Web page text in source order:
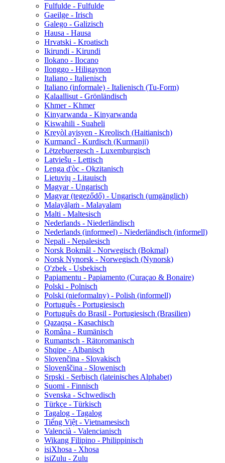
Fulfulde - Fulfulde
Gaeilge - Irisch
Galego - Galizisch
Hausa - Hausa
Hrvatski - Kroatisch
Ikirundi - Kirundi
Ilokano - Ilocano
Ilonggo - Hiligaynon
Italiano - Italienisch
Italiano (informale) - Italienisch (Tu-Form)
Kalaallisut - Grönländisch
Khmer - Khmer
Kinyarwanda - Kinyarwanda
Kiswahili - Suaheli
Kreyòl ayisyen - Kreolisch (Haitianisch)
Kurmancî - Kurdisch (Kurmanji)
Lëtzebuergesch - Luxemburgisch
Latviešu - Lettisch
Lenga d'òc - Okzitanisch
Lietuvių - Litauisch
Magyar - Ungarisch
Magyar (tegeződő) - Ungarisch (umgänglich)
Malayāḷaṁ - Malayalam
Malti - Maltesisch
Nederlands - Niederländisch
Nederlands (informeel) - Niederländisch (informell)
Nepali - Nepalesisch
Norsk Bokmål - Norwegisch (Bokmal)
Norsk Nynorsk - Norwegisch (Nynorsk)
O'zbek - Usbekisch
Papiamentu - Papiamento (Curaçao & Bonaire)
Polski - Polnisch
Polski (nieformalny) - Polish (informell)
Português - Portugiesisch
Português do Brasil - Portugiesisch (Brasilien)
Qazaqşa - Kasachisch
Româna - Rumänisch
Rumantsch - Rätoromanisch
Shqipe - Albanisch
Slovenčina - Slovakisch
Slovenščina - Slowenisch
Srpski - Serbisch (lateinisches Alphabet)
Suomi - Finnisch
Svenska - Schwedisch
Türkçe - Türkisch
Tagalog - Tagalog
Tiếng Việt - Vietnamesisch
Valencià - Valencianisch
Wikang Filipino - Philippinisch
isiXhosa - Xhosa
isiZulu - Zulu